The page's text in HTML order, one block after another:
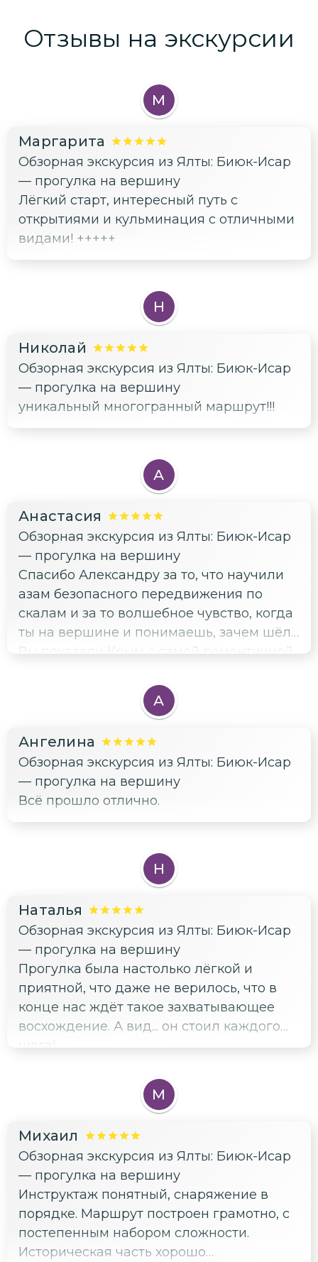
Отзывы на экскурсии
М
Маргарита
Обзорная экскурсия из Ялты: Биюк-Исар
— прогулка на вершину
Лёгкий старт, интересный путь с
открытиями и кульминация с отличными
видами! +++++
Н
Николай
Обзорная экскурсия из Ялты: Биюк-Исар
— прогулка на вершину
уникальный многогранный маршрут!!!
А
Анастасия
Обзорная экскурсия из Ялты: Биюк-Исар
— прогулка на вершину
Спасибо Александру за то, что научили
азам безопасного передвижения по
скалам и за то волшебное чувство, когда
ты на вершине и понимаешь, зачем шёл.
Вы показали Крым с самой романтичной
А
Ангелина
Обзорная экскурсия из Ялты: Биюк-Исар
— прогулка на вершину
Всё прошло отлично.
Н
Наталья
Обзорная экскурсия из Ялты: Биюк-Исар
— прогулка на вершину
Прогулка была настолько лёгкой и
приятной, что даже не верилось, что в
конце нас ждёт такое захватывающее
восхождение. А вид... он стоил каждого
шага!
М
Михаил
Обзорная экскурсия из Ялты: Биюк-Исар
— прогулка на вершину
Инструктаж понятный, снаряжение в
порядке. Маршрут построен грамотно, с
постепенным набором сложности.
Историческая часть хорошо